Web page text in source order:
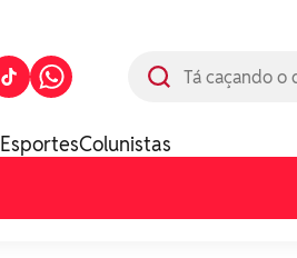
EsportesColunistas